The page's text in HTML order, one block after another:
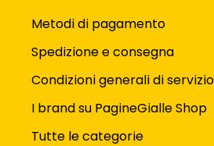
Metodi di pagamento
Spedizione e consegna
Condizioni generali di servizio
I brand su PagineGialle Shop
Tutte le categorie